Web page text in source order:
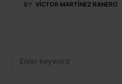
BY VÍCTOR MARTÍNEZ RANERO